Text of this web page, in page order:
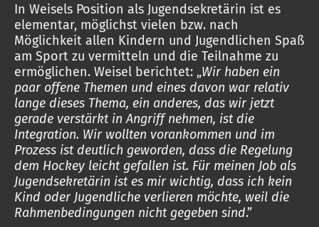
In Weisels Position als Jugendsekretärin ist es
elementar, möglichst vielen bzw. nach
Möglichkeit allen Kindern und Jugendlichen Spaß
am Sport zu vermitteln und die Teilnahme zu
ermöglichen. Weisel berichtet: „Wir haben ein
paar offene Themen und eines davon war relativ
lange dieses Thema, ein anderes, das wir jetzt
gerade verstärkt in Angriff nehmen, ist die
Integration. Wir wollten vorankommen und im
Prozess ist deutlich geworden, dass die Regelung
dem Hockey leicht gefallen ist. Für meinen Job als
Jugendsekretärin ist es mir wichtig, dass ich kein
Kind oder Jugendliche verlieren möchte, weil die
Rahmenbedingungen nicht gegeben sind.”